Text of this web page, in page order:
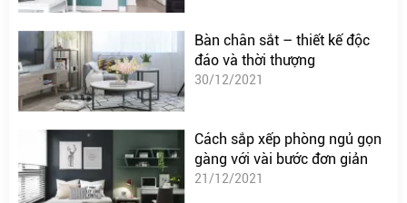
Bàn chân sắt – thiết kế độc
đáo và thời thượng
30/12/2021
Cách sắp xếp phòng ngủ gọn
gàng với vài bước đơn giản
21/12/2021